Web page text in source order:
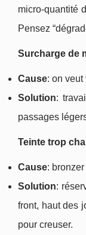
micro-quantité
Pensez
Surcharge de
Cause: on
Solution:
passages
Teinte trop
Cause:
Solution:
front, haut des
pour creuser.